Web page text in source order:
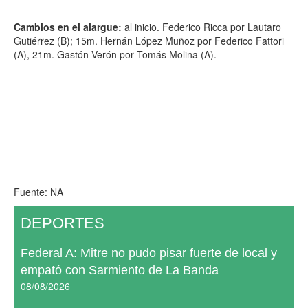
Cambios en el alargue: al inicio. Federico Ricca por Lautaro
Gutiérrez (B); 15m. Hernán López Muñoz por Federico Fattori
(A), 21m. Gastón Verón por Tomás Molina (A).
Fuente: NA
DEPORTES
Federal A: Mitre no pudo pisar fuerte de local y
empató con Sarmiento de La Banda
08/08/2026